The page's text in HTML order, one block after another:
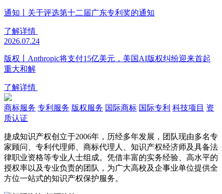
通知丨关于评选第十二届广东专利奖的通知
了解详情
2026.07.24
版权丨Anthropic将支付15亿美元，美国AI版权纠纷迎来首起
重大和解
了解详情
商标服务 专利服务 版权服务 国际商标 国际专利 科技项目 资
质认证
捷成知识产权创立于2006年，历经多年发展，团队现由多名专
家顾问、专利代理师、商标代理人、知识产权经济师及具备法
律职业资格等专业人士组成。凭借丰富的实务经验、高水平的
授权率以及专业负责的团队，为广大高校及企事业单位提供全
方位一站式的知识产权保护服务。